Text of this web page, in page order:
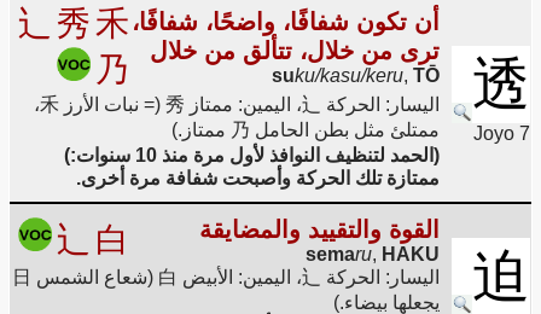
透
Joyo 7
أن تكون شفافًا، واضحًا، شفافًا،
ترى من خلال، تتألق من خلال
suku/kasu/keru, TŌ
辶 秀禾
乃
اليسار: الحركة 辶، اليمين: ممتاز 秀 (= نبات الأرز 禾،
ممتلئ مثل بطن الحامل 乃 ممتاز.)
(الحمد لتنظيف النوافذ لأول مرة منذ 10 سنوات:)
ممتازة تلك الحركة وأصبحت شفافة مرة أخرى.
迫
القوة والتقييد والمضايقة
semaru, HAKU
辶 白
اليسار: الحركة 辶، اليمين: الأبيض 白 (شعاع الشمس 日
يجعلها بيضاء.)